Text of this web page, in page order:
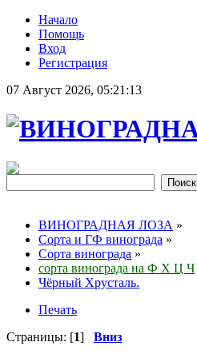
Начало
Помощь
Вход
Регистрация
07 Август 2026, 05:21:13
ВИНОГРАДНАЯ ЛОЗА »
Сорта и ГФ винограда »
Сорта винограда »
сорта винограда на Ф Х Ц Ч
Чёрный Хрусталь.
Печать
Страницы: [1] Вниз